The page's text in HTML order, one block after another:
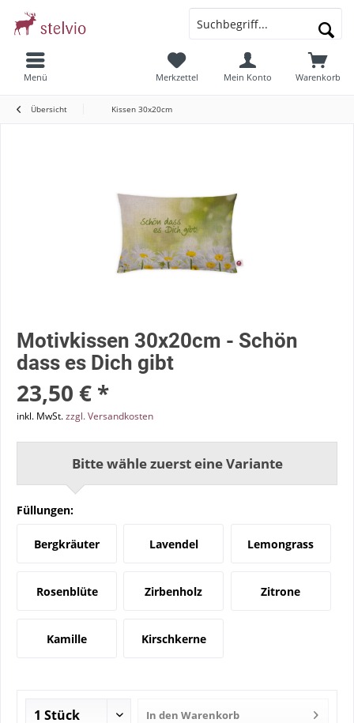
Menü Warenkorb
Merkzettel Mein Konto
Übersicht Kissen 30x20cm
Motivkissen 30x20cm - Schön
dass es Dich gibt
23,50 € *
inkl. MwSt.zzgl. Versandkosten
Bitte wähle zuerst eine Variante
Füllungen:
Bergkräuter Lavendel Lemongrass
Rosenblüte Zirbenholz Zitrone
Kamille Kirschkerne
In den Warenkorb